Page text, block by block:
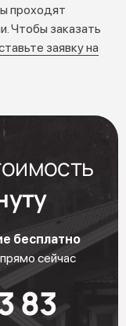
проходят
Чтобы заказать
заявку на
бесплатно
сейчас
83